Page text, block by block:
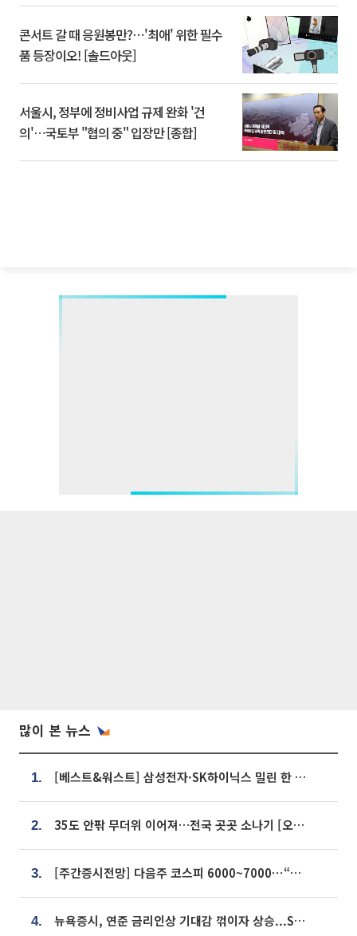
콘서트 갈 때 응원봉만?⋯'최애' 위한 필수
품 등장이오! [솔드아웃]
서울시, 정부에 정비사업 규제 완화 '건
의'⋯국토부 "협의 중" 입장만 [종합]
많이 본 뉴스
1. [베스트&워스트] 삼성전자·SK하이닉스 밀린 한 주…상상인증권은 85% 급등
2. 35도 안팎 무더위 이어져…전국 곳곳 소나기 [오늘 날씨]
3. [주간증시전망] 다음주 코스피 6000~7000⋯“外人 수급은 정책이 변수”
4. 뉴욕증시, 연준 금리인상 기대감 꺾이자 상승...S&P500 사상 최고치 [종합]